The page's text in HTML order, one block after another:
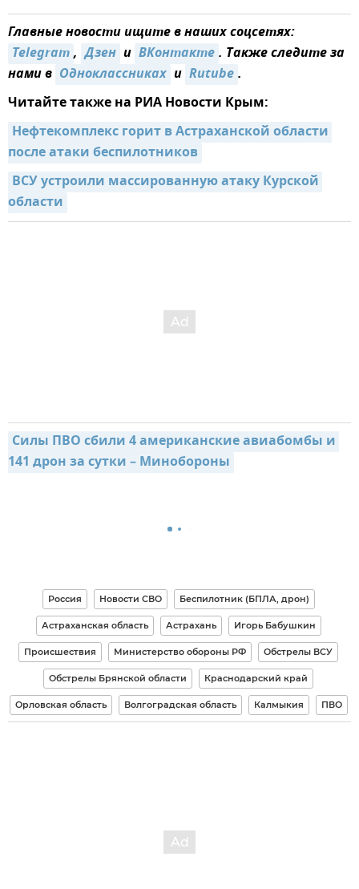
Главные новости ищите в наших соцсетях:
Telegram, Дзен и ВКонтакте. Также следите за
нами в Одноклассниках и Rutube.
Читайте также на РИА Новости Крым:
Нефтекомплекс горит в Астраханской области
после атаки беспилотников
ВСУ устроили массированную атаку Курской
области
Силы ПВО сбили 4 американские авиабомбы и
141 дрон за сутки – Минобороны
Россия Новости СВО Беспилотник (БПЛА, дрон)
Астраханская область Астрахань Игорь Бабушкин
Происшествия Министерство обороны РФ Обстрелы ВСУ
Обстрелы Брянской области Краснодарский край
Орловская область Волгоградская область Калмыкия ПВО